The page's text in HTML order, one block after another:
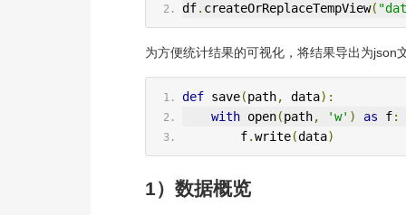
df. createOrReplaceTempView(
为方便统计结果的可视化，将结果导出为json
def save(path, data):
with open(path, 'w' ) as f:
        f
.write(data)
1）数据概览